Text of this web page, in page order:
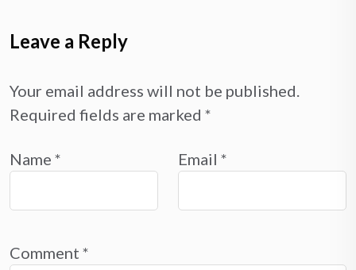
Leave a Reply
Your email address will not be published.
Required fields are marked *
Name * Email *
Comment *